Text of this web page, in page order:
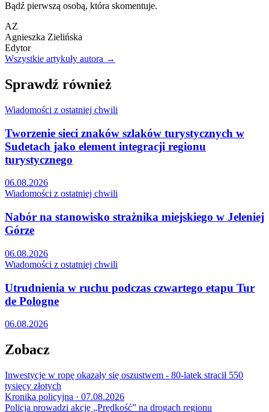
Bądź pierwszą osobą, która skomentuje.
AZ
Agnieszka Zielińska
Edytor
Wszystkie artykuły autora →
Sprawdź również
Wiadomości z ostatniej chwili
Tworzenie sieci znaków szlaków turystycznych w
Sudetach jako element integracji regionu
turystycznego
06.08.2026
Wiadomości z ostatniej chwili
Nabór na stanowisko strażnika miejskiego w Jeleniej
Górze
06.08.2026
Wiadomości z ostatniej chwili
Utrudnienia w ruchu podczas czwartego etapu Tur
de Pologne
06.08.2026
Zobacz
Inwestycje w ropę okazały się oszustwem - 80-latek stracił 550
tysięcy złotych
Kronika policyjna · 07.08.2026
Policja prowadzi akcję „Prędkość” na drogach regionu